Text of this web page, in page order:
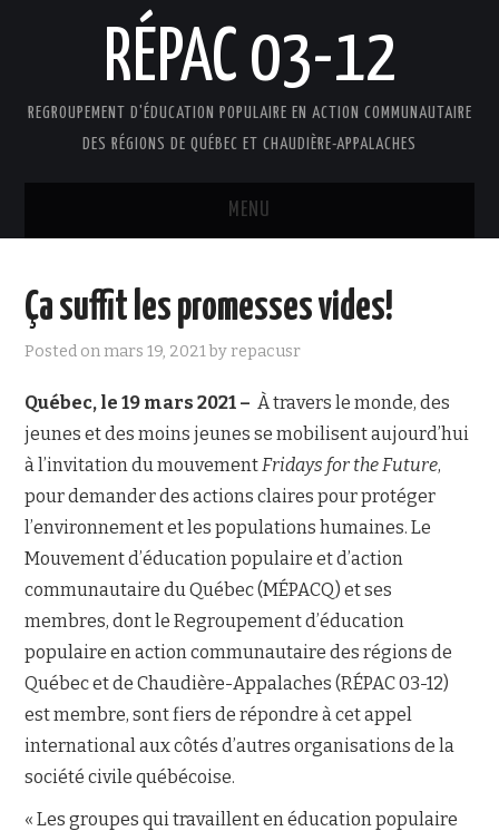
RÉPAC 03-12
REGROUPEMENT D'ÉDUCATION POPULAIRE EN ACTION COMMUNAUTAIRE
DES RÉGIONS DE QUÉBEC ET CHAUDIÈRE-APPALACHES
MENU
PRÉSENTATION
DOCUMENTS
FAIRE UN DON !
NOUS JOINDRE
Ça suffit les promesses vides!
Posted onmars 19, 2021byrepacusr
Québec, le 19 mars 2021 – À travers le monde, des
jeunes et des moins jeunes se mobilisent aujourd’hui
à l’invitation du mouvementFridays for the Future,
pour demander des actions claires pour protéger
l’environnement et les populations humaines. Le
Mouvement d’éducation populaire et d’action
communautaire du Québec (MÉPACQ) et ses
membres, dont le Regroupement d’éducation
populaire en action communautaire des régions de
Québec et de Chaudière-Appalaches (RÉPAC 03-12)
est membre, sont fiers de répondre à cet appel
international aux côtés d’autres organisations de la
société civile québécoise.
« Les groupes qui travaillent en éducation populaire